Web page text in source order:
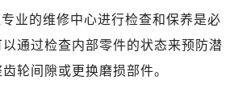
业的维修中心进行检查和保养是必
通过检查内部零件的状态来预防潜
轮间隙或更换磨损部件。